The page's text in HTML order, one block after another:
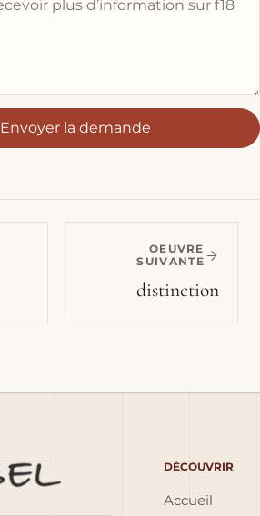
Envoyer la demande
OEUVRE
SUIVANTE
distinction
DÉCOUVRIR
Accueil